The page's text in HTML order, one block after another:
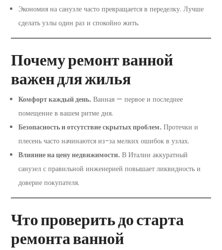
Экономия на санузле часто превращается в переделку. Лучше
сделать узлы один раз и спокойно жить.
Почему ремонт ванной
важен для жилья
Комфорт каждый день. Ванная — первое и последнее
помещение в вашем ритме дня.
Безопасность и отсутствие скрытых проблем. Протечки и
плесень часто начинаются из-за мелких ошибок в узлах.
Влияние на цену недвижимости. В Италии аккуратный
санузел с правильной инженерией повышает ликвидность и
доверие покупателя.
Что проверить до старта
ремонта ванной